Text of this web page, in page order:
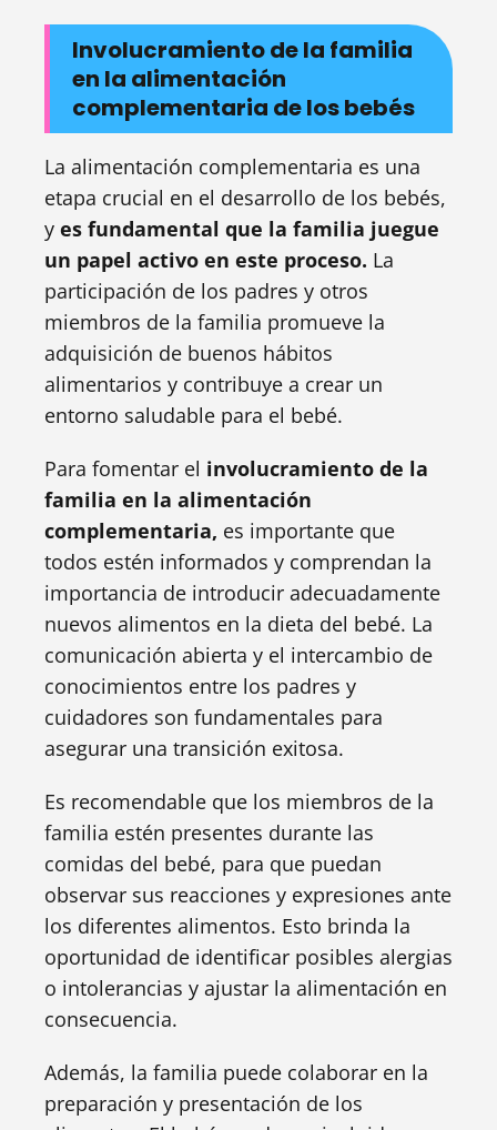
Involucramiento de la familia
en la alimentación
complementaria de los bebés
La alimentación complementaria es una
etapa crucial en el desarrollo de los bebés,
y es fundamental que la familia juegue
un papel activo en este proceso. La
participación de los padres y otros
miembros de la familia promueve la
adquisición de buenos hábitos
alimentarios y contribuye a crear un
entorno saludable para el bebé.
Para fomentar el involucramiento de la
familia en la alimentación
complementaria, es importante que
todos estén informados y comprendan la
importancia de introducir adecuadamente
nuevos alimentos en la dieta del bebé. La
comunicación abierta y el intercambio de
conocimientos entre los padres y
cuidadores son fundamentales para
asegurar una transición exitosa.
Es recomendable que los miembros de la
familia estén presentes durante las
comidas del bebé, para que puedan
observar sus reacciones y expresiones ante
los diferentes alimentos. Esto brinda la
oportunidad de identificar posibles alergias
o intolerancias y ajustar la alimentación en
consecuencia.
Además, la familia puede colaborar en la
preparación y presentación de los